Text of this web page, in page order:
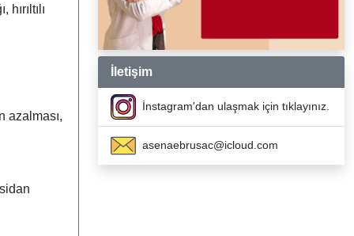
azalması,
İletişim
İnstagram'dan ulaşmak için tıklayınız.
asenaebrusac@icloud.com